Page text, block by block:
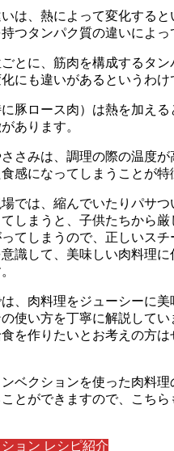
は、熱によって変化すると
つタンパク質の違いによっ
とに、筋肉を構成するタン
にも違いがあるというわけ
豚ロース肉）は熱を加える
あります。
さみは、調理の際の温度が
感になってしまうことが特
では、縮んでいたりパサつ
しまうと、子供たちから厳
てしまうので、正しいスチ
識して、美味しい肉料理に
、肉料理をジューシーに美
使い方を丁寧に解説してい
を作りたいとお考えの方は
ベクションを使った肉料理
とができますので、こちら
ョン レシピ紹介